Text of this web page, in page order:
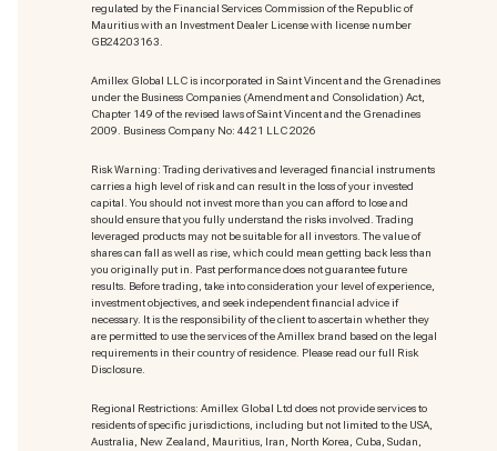
regulated by the Financial Services Commission of the Republic of
Mauritius with an Investment Dealer License with license number
GB24203163.
Amillex Global LLC is incorporated in Saint Vincent and the Grenadines
under the Business Companies (Amendment and Consolidation) Act,
Chapter 149 of the revised laws of Saint Vincent and the Grenadines
2009. Business Company No: 4421 LLC 2026
Risk Warning: Trading derivatives and leveraged financial instruments
carries a high level of risk and can result in the loss of your invested
capital. You should not invest more than you can afford to lose and
should ensure that you fully understand the risks involved. Trading
leveraged products may not be suitable for all investors. The value of
shares can fall as well as rise, which could mean getting back less than
you originally put in. Past performance does not guarantee future
results. Before trading, take into consideration your level of experience,
investment objectives, and seek independent financial advice if
necessary. It is the responsibility of the client to ascertain whether they
are permitted to use the services of the Amillex brand based on the legal
requirements in their country of residence. Please read our full Risk
Disclosure.
Regional Restrictions: Amillex Global Ltd does not provide services to
residents of specific jurisdictions, including but not limited to the USA,
Australia, New Zealand, Mauritius, Iran, North Korea, Cuba, Sudan,